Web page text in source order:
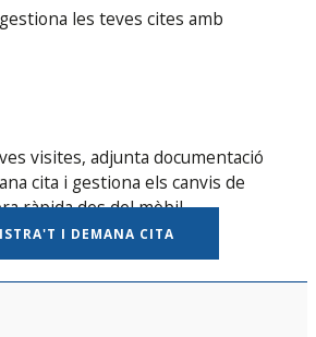
les teves cites amb
visites, adjunta documentació
cita i gestiona els canvis de
ràpida des del mòbil.
I DEMANA CITA